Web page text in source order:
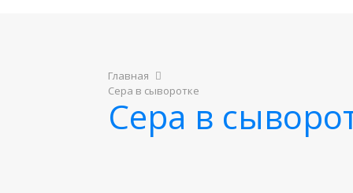
Главная
Сера в сыворотке
Сера в